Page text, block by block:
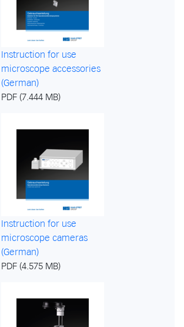
Instruction for use
microscope accessories
(German)
PDF (7.444 MB)
Instruction for use
microscope cameras
(German)
PDF (4.575 MB)